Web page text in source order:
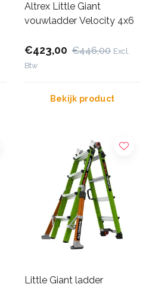
Altrex Little Giant
vouwladder Velocity 4x6
€423,00 €446,00 Excl.
Btw
Bekijk product
Little Giant ladder